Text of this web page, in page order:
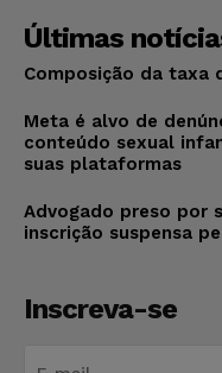
Últimas
Composição da taxa
Meta é alvo de
conteúdo sexual
suas plataformas
Advogado preso por
inscrição suspensa
Inscreva-se